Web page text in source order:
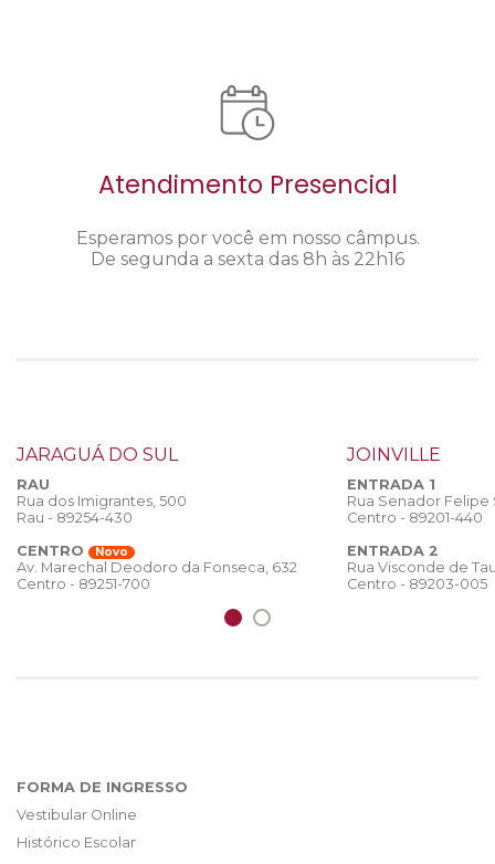
Atendimento Presencial
Esperamos por você em nosso câmpus.
De segunda a sexta das 8h às 22h16
JARAGUÁ DO SUL
RAU
Rua dos Imigrantes, 500
Rau - 89254-430
CENTRO
Novo
Av. Marechal Deodoro da Fonseca, 632
Centro - 89251-700
JOINVILLE
ENTRADA 1
Rua Senador
Centro - 89201-440
ENTRADA 2
Rua Visconde de
Centro - 89203-005
FORMA DE INGRESSO
Vestibular Online
Histórico Escolar